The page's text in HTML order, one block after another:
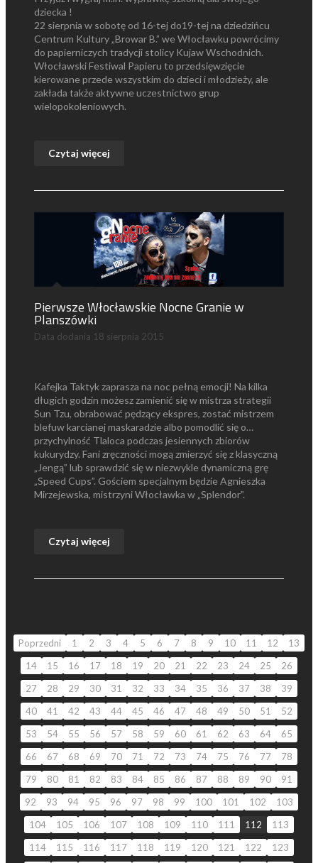
dziecka !
22 sierpnia w sobotę od 16-tej do19-tej na dziedzińcu
Centrum Kultury „Browar B.” we Włocławku powrócimy
do papierniczych tradycji stolicy Kujaw Wschodnich.
Włocławski Festiwal Papieru to przedsięwzięcie
kierowane przede wszystkim do dzieci i młodzieży, ale
zakłada także aktywne uczestnictwo grup
wielopokoleniowych.
Czytaj więcej
Pierwsze Włocławskie Nocne Granie w
Planszówki
Data dodania 18 sierpnia 2015
Kafejka Taktyk zaprasza na noc pełną emocji! Na kilka
długich godzin możesz zamienić się w mistrza strategii
Sun Tzu, obrabować pędzący ekspres, zostać mistrzem
blefuw karcianej maskaradzie albo pomodlić się o…
przychylność Tlaloca podczas jesiennych zbiorów
kukurydzy. Fani zręczności mogą zmierzyć się z klasyczną
„Jengą” lub sprawdzić się w niezwykle dynamiczną grę
„Speed Cups”. Gościem specjalnym będzie Agnieszka
Mirzejewska, mistrzyni Włocławka w „Splendor”.
Czytaj więcej
Poprzedni 1 2 3 4 5 6 7 8 9 10 11 12
13
14
15 16 17 18 19 20 21 22 23 24 25
26
27
28 29 30 31 32 33 34 35 36 37 38
39
40
41 42 43 44 45 46 47 48 49 50 51
52
53
54 55 56 57 58 59 60 61 62 63 64
65
66
67 68 69 70 71 72 73 74 75 76 77
78
79
80 81 82 83 84 85 86 87 88 89 90
91
92
93 94 95 96 97 98 99 100 101 102
103
104
105 106 107 108 109 110 111 112
113
114
115 116 117 118 119 120 121 122 123